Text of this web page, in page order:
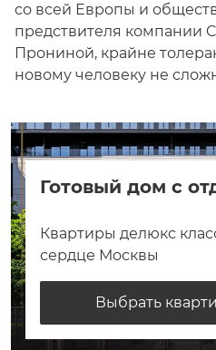
со всей Европы и
предствителя компании
Прониной, крайне
новому человеку не
Готовый дом с
Квартиры делюкс
сердце Москвы
Выбрать